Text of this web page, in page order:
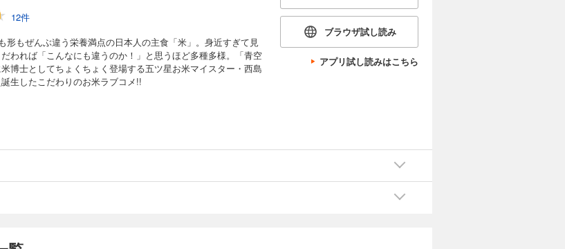
12件
形もぜんぶ違う栄養満点の日本人の主食「米」。身近すぎて見
われば「こんなにも違うのか！」と思うほど多種多様。「青空
博士としてちょくちょく登場する五ツ星お米マイスター・西島
生したこだわりのお米ラブコメ!!
ブラウザ試し読み
アプリ試し読みはこちら